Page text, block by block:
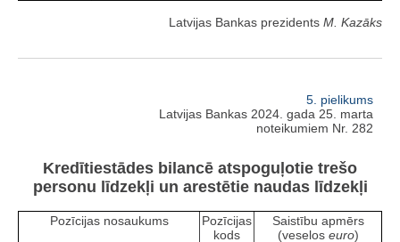
Latvijas Bankas prezidents M. Kazāks
5. pielikums
Latvijas Bankas 2024. gada 25. marta
noteikumiem Nr. 282
Kredītiestādes bilancē atspoguļotie trešo
personu līdzekļi un arestētie naudas līdzekļi
Pozīcijas nosaukums
Pozīcijas
kods
Saistību apmērs
(veselos euro)